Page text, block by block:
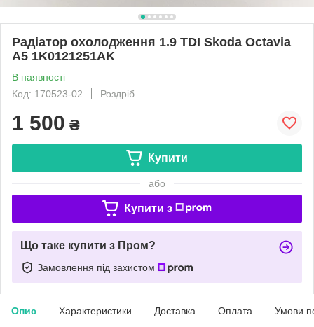
Радіатор охолодження 1.9 TDI Skoda Octavia
A5 1K0121251AK
В наявності
Код: 170523-02
Роздріб
1 500 ₴
Купити
або
Купити з
Що таке купити з Пром?
Замовлення під захистом
Опис Характеристики Доставка Оплата Умови